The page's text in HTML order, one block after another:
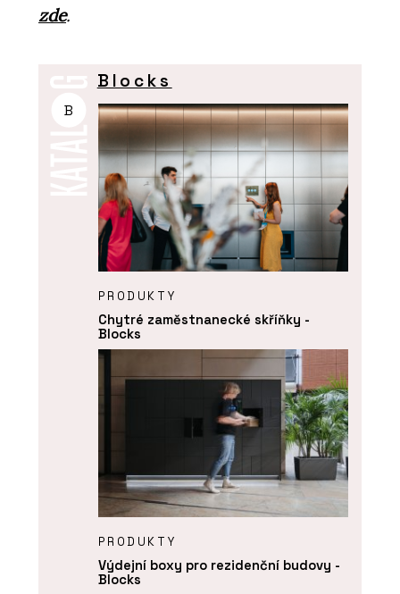
zde.
B
Blocks
PRODUKTY
Chytré zaměstnanecké skříňky -
Blocks
PRODUKTY
Výdejní boxy pro rezidenční budovy -
Blocks